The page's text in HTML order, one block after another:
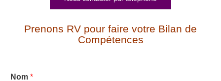
Prenons RV pour faire votre Bilan de
Compétences
Nom *